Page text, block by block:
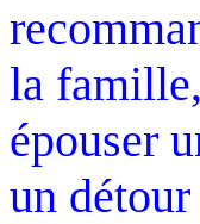
la
épouser
un